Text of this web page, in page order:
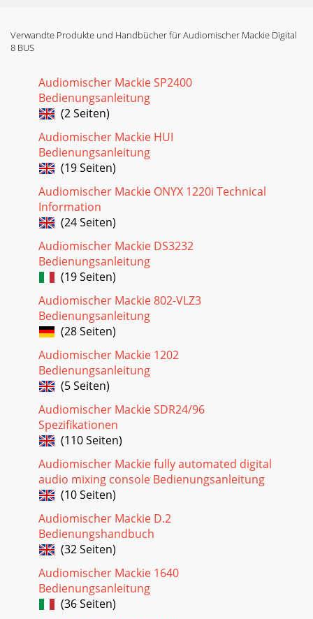
turn it up until thelevel stays ar
D8B Manual • Chapter 1 • page 10BUS 2BUS 7BUS 8L-
RROUTE TOTAPEASSIGNMENTASSIGN
ASSIGNASSIGNASSIGN ASSIGNTRIM
TRIM12103020406050103020406050LINEASSIG
Seite 18
D8B Manual • Chapter 1 • page 11Channel 1–24Mic/Line
InTape or Bus Outs toMultitrack InputsMultitrackFrom Tape
to Channel25–48 InputsMonitor Outsto S
Verwandte Produkte und Handbücher für Audiomischer Mackie Digital
8 BUS
Audiomischer Mackie SP2400
Bedienungsanleitung
(2 Seiten)
Audiomischer Mackie HUI
Bedienungsanleitung
(19 Seiten)
Audiomischer Mackie ONYX 1220i Technical
Information
(24 Seiten)
Audiomischer Mackie DS3232
Bedienungsanleitung
(19 Seiten)
Audiomischer Mackie 802-VLZ3
Bedienungsanleitung
(28 Seiten)
Audiomischer Mackie 1202
Bedienungsanleitung
(5 Seiten)
Audiomischer Mackie SDR24/96
Spezifikationen
(110 Seiten)
Audiomischer Mackie fully automated digital
audio mixing console Bedienungsanleitung
(10 Seiten)
Audiomischer Mackie D.2
Bedienungshandbuch
(32 Seiten)
Audiomischer Mackie 1640
Bedienungsanleitung
(36 Seiten)